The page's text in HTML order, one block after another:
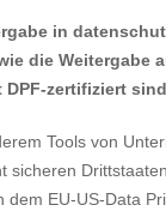
in
die Weitergabe
zertifiziert sind
Tools von
sicheren
dem EU-US-Data